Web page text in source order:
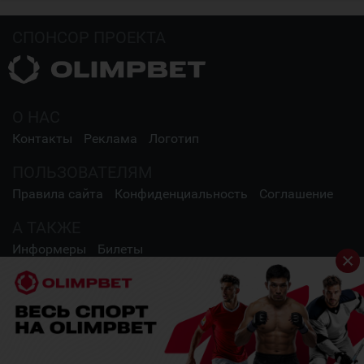
Контакты Реклама Логотип
Правила сайта Конфиденциальность Соглашение
Информеры Билеты
СОЦИАЛЬНЫЕ СЕТИ